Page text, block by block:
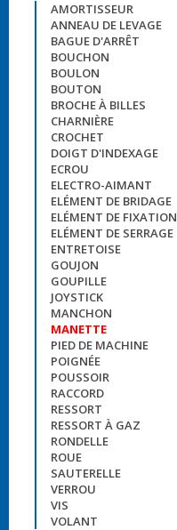
AMORTISSEUR
ANNEAU DE LEVAGE
BAGUE D'ARRÊT
BOUCHON
BOULON
BOUTON
BROCHE À BILLES
CHARNIÈRE
CROCHET
DOIGT D'INDEXAGE
ECROU
ELECTRO-AIMANT
ELÉMENT DE BRIDAGE
ELÉMENT DE FIXATION
ELÉMENT DE SERRAGE
ENTRETOISE
GOUJON
GOUPILLE
JOYSTICK
MANCHON
MANETTE
PIED DE MACHINE
POIGNÉE
POUSSOIR
RACCORD
RESSORT
RESSORT À GAZ
RONDELLE
ROUE
SAUTERELLE
VERROU
VIS
VOLANT